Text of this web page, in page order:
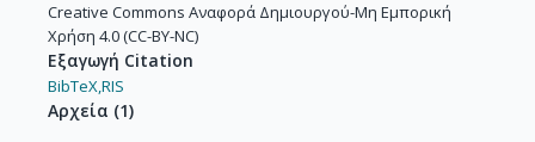
Creative Commons Αναφορά Δημιουργού-Μη Εμπορική
Χρήση 4.0 (CC-BY-NC)
Εξαγωγή Citation
BibTeX,RIS
Αρχεία (1)